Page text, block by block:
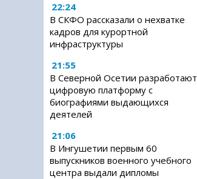
22:24
В СКФО рассказали о нехватке
кадров для курортной
инфраструктуры
21:55
В Северной Осетии разработают
цифровую платформу с
биографиями выдающихся
деятелей
21:06
В Ингушетии первым 60
выпускников военного учебного
центра выдали дипломы